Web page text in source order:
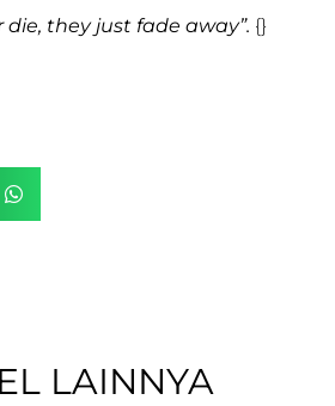
die, they just fade away”. {}
LAINNYA